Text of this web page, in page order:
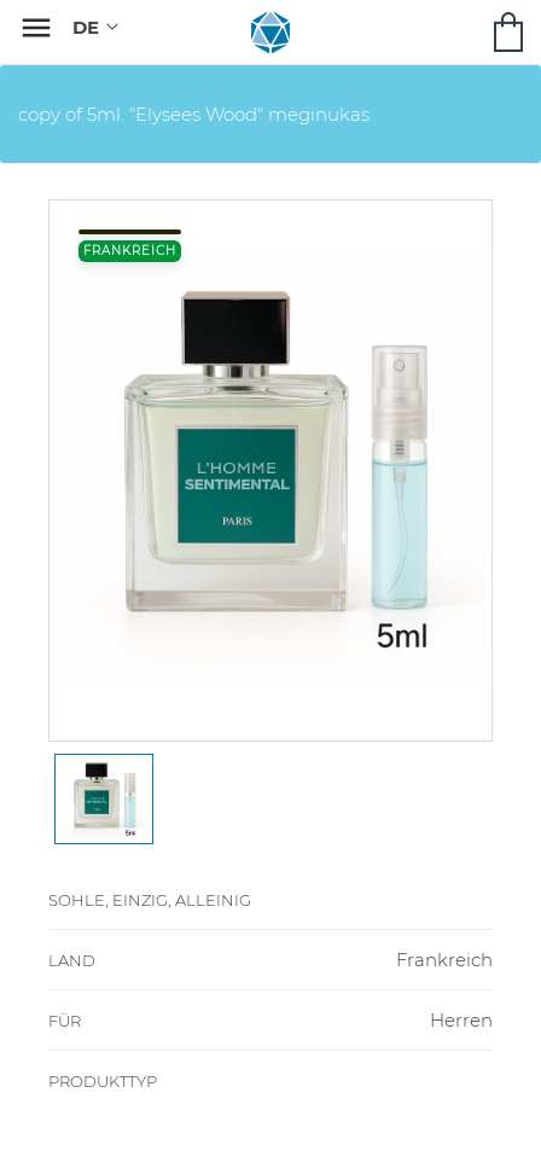

copy of 5ml. "Elysees Wood" mėginukas
FRANKREICH
SOHLE, EINZIG, ALLEINIG
LAND Frankreich
FÜR Herren
PRODUKTTYP